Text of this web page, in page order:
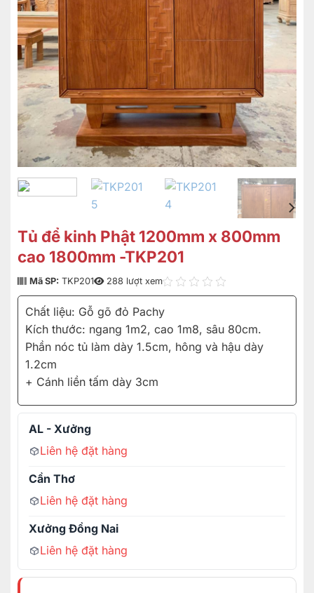
Tủ để kinh Phật 1200mm x 800mm
cao 1800mm -TKP201
Mã SP: TKP201 288 lượt xem
Chất liệu: Gỗ gõ đỏ Pachy
Kích thước: ngang 1m2, cao 1m8, sâu 80cm.
Phần nóc tủ làm dày 1.5cm, hông và hậu dày
1.2cm
+ Cánh liền tấm dày 3cm
AL - Xưởng
Liên hệ đặt hàng
Cần Thơ
Liên hệ đặt hàng
Xưởng Đồng Nai
Liên hệ đặt hàng